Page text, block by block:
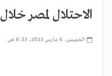
الاحتلال لمصر خلال 2024
الخميس، 6 مارس 2025، 6:33 ص